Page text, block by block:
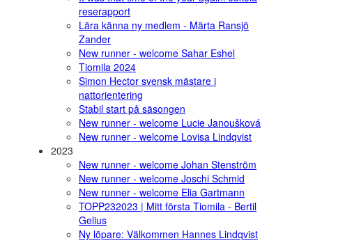
reserapport
Lära känna ny medlem - Märta Ransjö
Zander
New runner - welcome Sahar Eshel
Tiomila 2024
Simon Hector svensk mästare i
nattorientering
Stabil start på säsongen
New runner - welcome Lucie Janoušková
New runner - welcome Lovisa Lindqvist
2023
New runner - welcome Johan Stenström
New runner - welcome Joschi Schmid
New runner - welcome Elia Gartmann
TOPP232023 | Mitt första Tiomila - Bertil
Gelius
Ny löpare: Välkommen Hannes Lindqvist